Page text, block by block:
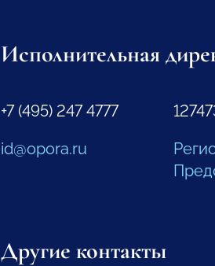
Исполнительная
+7 (495) 247 4777
id@opora.ru
Другие контакты